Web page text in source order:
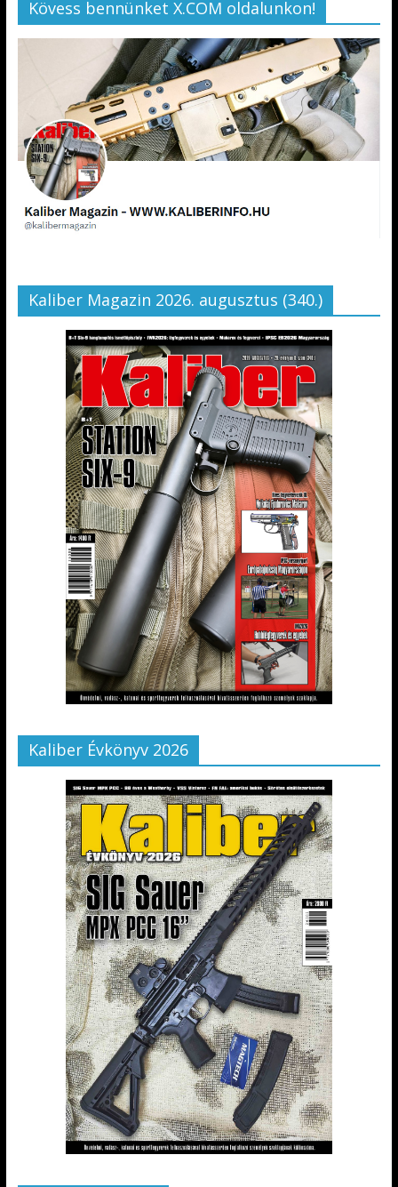
Kövess bennünket X.COM oldalunkon!
Kaliber Magazin 2026. augusztus (340.)
Kaliber Évkönyv 2026